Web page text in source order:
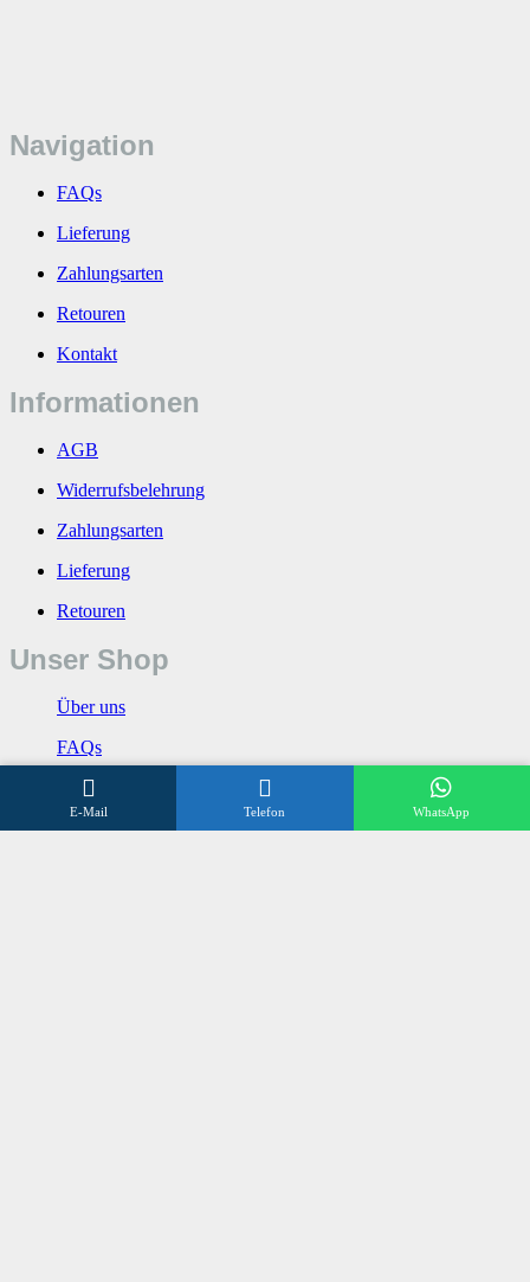
Navigation
FAQs
Lieferung
Zahlungsarten
Retouren
Kontakt
Informationen
AGB
Widerrufsbelehrung
Zahlungsarten
Lieferung
Retouren
Unser Shop
Über uns
FAQs
Datenschutzerklärung
Impressum
E-Mail Telefon WhatsApp